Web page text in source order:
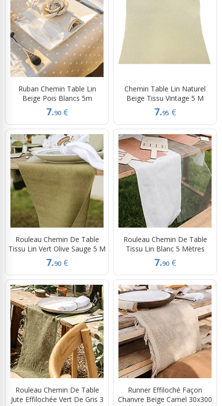
Ruban Chemin Table Lin
Beige Pois Blancs 5m
7.90 €
Chemin Table Lin Naturel
Beige Tissu Vintage 5 M
7.95 €
Rouleau Chemin De Table
Tissu Lin Vert Olive Sauge 5 M
7.90 €
Rouleau Chemin De Table
Tissu Lin Blanc 5 Mètres
7.90 €
Rouleau Chemin De Table
Jute Effilochée Vert De Gris 3
Runner Effiloché Façon
Chanvre Beige Camel 30x300